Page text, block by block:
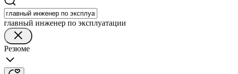
главный инженер по эксплуатации
Резюме